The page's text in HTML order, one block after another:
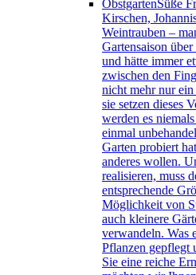
ObstgartenSüße
Kirschen,
Weintrauben –
Gartensaison
und hätte immer
zwischen den
nicht mehr nur
sie setzen dieses
werden es
einmal
Garten probiert
anderes wollen.
realisieren, muss
entsprechende
Möglichkeit von
auch kleinere
verwandeln. Was
Pflanzen gepflegt
Sie eine reiche